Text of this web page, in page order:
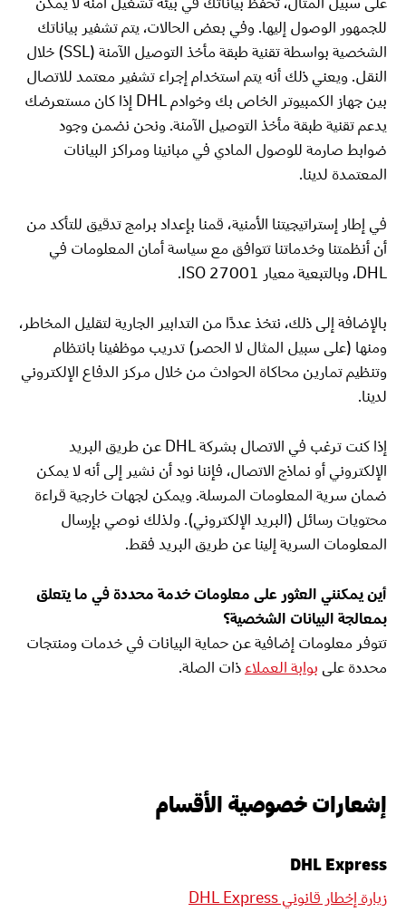
للجمهور الوصول إليها. وفي بعض الحالات، يتم تشفير بياناتك
الشخصية بواسطة تقنية طبقة مأخذ التوصيل الآمنة (SSL) خلال
النقل. ويعني ذلك أنه يتم استخدام إجراء تشفير معتمد للاتصال
بين جهاز الكمبيوتر الخاص بك وخوادم DHL إذا كان مستعرضك
يدعم تقنية طبقة مأخذ التوصيل الآمنة. ونحن نضمن وجود
ضوابط صارمة للوصول المادي في مبانينا ومراكز البيانات
المعتمدة لدينا.
في إطار إستراتيجيتنا الأمنية، قمنا بإعداد برامج تدقيق للتأكد من
أن أنظمتنا وخدماتنا تتوافق مع سياسة أمان المعلومات في
DHL، وبالتبعية معيار ISO 27001.
بالإضافة إلى ذلك، نتخذ عددًا من التدابير الجارية لتقليل المخاطر،
ومنها (على سبيل المثال لا الحصر) تدريب موظفينا بانتظام
وتنظيم تمارين محاكاة الحوادث من خلال مركز الدفاع الإلكتروني
لدينا.
إذا كنت ترغب في الاتصال بشركة DHL عن طريق البريد
الإلكتروني أو نماذج الاتصال، فإننا نود أن نشير إلى أنه لا يمكن
ضمان سرية المعلومات المرسلة. ويمكن لجهات خارجية قراءة
محتويات رسائل (البريد الإلكتروني). ولذلك نوصي بإرسال
المعلومات السرية إلينا عن طريق البريد فقط.
أين يمكنني العثور على معلومات خدمة محددة في ما يتعلق
بمعالجة البيانات الشخصية؟
تتوفر معلومات إضافية عن حماية البيانات في خدمات ومنتجات
محددة على بوابة العملاءذات الصلة.
إشعارات خصوصية الأقسام
DHL Express
زيارة إخطار قانوني DHL Express